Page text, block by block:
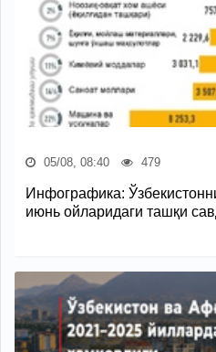
05/08, 08:40 479
Инфографика:
июнь ойларидаги ташқи